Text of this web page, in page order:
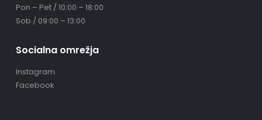
Pon – Pet / 10:00 – 18:00
Sob / 09:00 – 13:00
Socialna omrežja
Instagram
Facebook